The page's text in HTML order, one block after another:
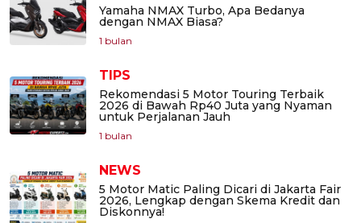
Yamaha NMAX Turbo, Apa Bedanya
dengan NMAX Biasa?
1 bulan
TIPS
Rekomendasi 5 Motor Touring Terbaik
2026 di Bawah Rp40 Juta yang Nyaman
untuk Perjalanan Jauh
1 bulan
NEWS
5 Motor Matic Paling Dicari di Jakarta Fair
2026, Lengkap dengan Skema Kredit dan
Diskonnya!